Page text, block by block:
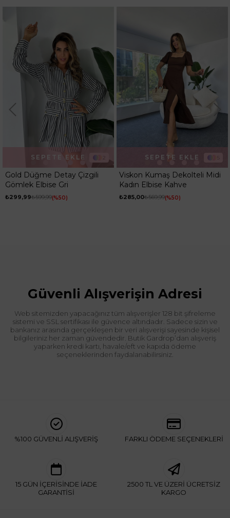
Kumaş Tipi Belirtilmemiş
Kalıp Regular
Gold Düğme Detay Çizgili
Gömlek Elbise Gri
₺299,99₺599,99 %50
SEPETE EKLE
Viskon Kumaş Dekolteli Midi
Kadın Elbise Kahve
₺285,00₺569,99 %50
SEPETE EKLE
Güvenli Alışverişin Adresi
Web sitemizden yapacağınız tüm alışverişler 128 bit şifreleme
sistemi ve SSL sertifikası ile güvence altındadır. Sadece sizin ve
bankanız arasında gerçekleşen bir veri alışverişi sayesinde kişisel
bilgileriniz her zaman güvendedir. Butik Gardrop’dan alışveriş
yaparken kredi kartı, havale/eft ve kapıda ödeme
seçeneklerinden faydalanabilirsiniz.
%100 GÜVENLİ ALIŞVERİŞ FARKLI ÖDEME SEÇENEKLERİ
15 GÜN İÇERİSİNDE İADE
GARANTİSİ
2500 TL VE ÜZERİ ÜCRETSİZ
KARGO